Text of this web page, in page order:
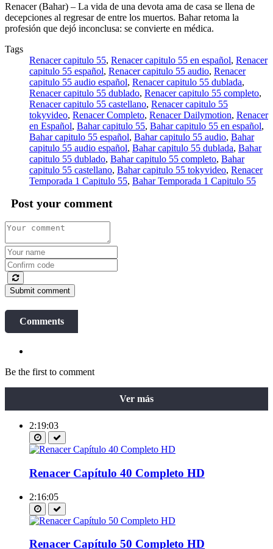
Renacer (Bahar) – La vida de una devota ama de casa se llena de
decepciones al regresar de entre los muertos. Bahar retoma la
profesión que dejó inconclusa: se convierte en médica.
Tags
Renacer capitulo 55, Renacer capitulo 55 en español, Renacer
capitulo 55 español, Renacer capitulo 55 audio, Renacer
capitulo 55 audio español, Renacer capitulo 55 dublada,
Renacer capitulo 55 dublado, Renacer capitulo 55 completo,
Renacer capitulo 55 castellano, Renacer capitulo 55
tokyvideo, Renacer Completo, Renacer Dailymotion, Renacer
en Español, Bahar capitulo 55, Bahar capitulo 55 en español,
Bahar capitulo 55 español, Bahar capitulo 55 audio, Bahar
capitulo 55 audio español, Bahar capitulo 55 dublada, Bahar
capitulo 55 dublado, Bahar capitulo 55 completo, Bahar
capitulo 55 castellano, Bahar capitulo 55 tokyvideo, Renacer
Temporada 1 Capitulo 55, Bahar Temporada 1 Capitulo 55
Post your comment
Submit comment
Comments
Be the first to comment
Ver más
2:19:03
Renacer Capítulo 40 Completo HD
2:16:05
Renacer Capítulo 50 Completo HD